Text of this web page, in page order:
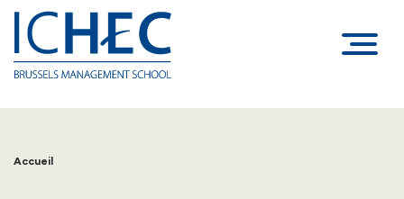
Fil
Accueil